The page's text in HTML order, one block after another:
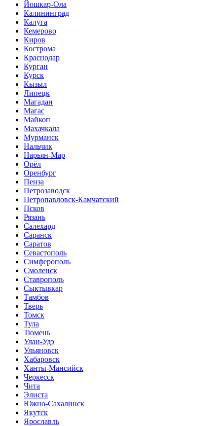
Йошкар-Ола
Калининград
Калуга
Кемерово
Киров
Кострома
Краснодар
Курган
Курск
Кызыл
Липецк
Магадан
Магас
Майкоп
Махачкала
Мурманск
Нальчик
Нарьян-Мар
Орёл
Оренбург
Пенза
Петрозаводск
Петропавловск-Камчатский
Псков
Рязань
Салехард
Саранск
Саратов
Севастополь
Симферополь
Смоленск
Ставрополь
Сыктывкар
Тамбов
Тверь
Томск
Тула
Тюмень
Улан-Удэ
Ульяновск
Хабаровск
Ханты-Мансийск
Черкесск
Чита
Элиста
Южно-Сахалинск
Якутск
Ярославль